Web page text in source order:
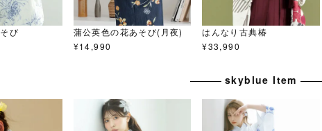
び
蒲公英色の花あそび(月夜)
¥14,990
はんなり古典椿
¥33,990
skyblue Item